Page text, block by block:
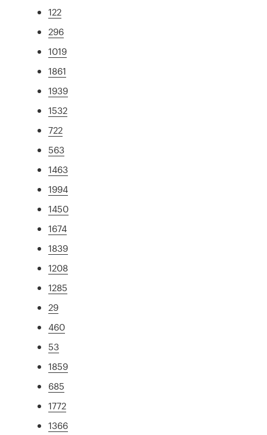
122
296
1019
1861
1939
1532
722
563
1463
1994
1450
1674
1839
1208
1285
29
460
53
1859
685
1772
1366